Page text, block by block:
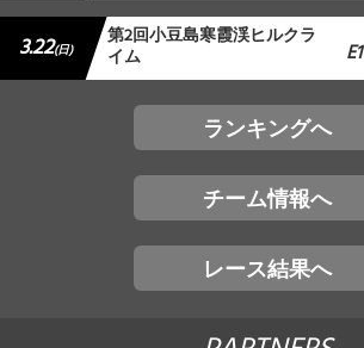
3.22(日) 第2回小豆島寒霞渓ヒルクラ
イム E1
ランキングへ
チーム情報へ
レース結果へ